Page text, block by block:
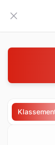
Zijbalk